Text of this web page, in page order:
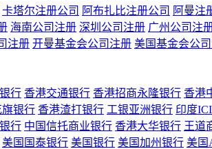
卡塔尔注册公司 阿布扎比注册公司 阿曼注
海南公司注册 深圳公司注册 广州公司注
注册 开曼基金会公司注册 美国基金会公
行 香港交通银行 香港招商永隆银行 香港
银行 香港渣打银行 工银亚洲银行 印度
行 中国信托商业银行 香港大华银行 王道
美国国泰银行 美国银行 美国加州银行 美国